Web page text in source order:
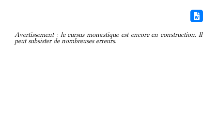
Avertissement : le cursus monastique est encore en construction. Il
peut subsister de nombreuses erreurs.